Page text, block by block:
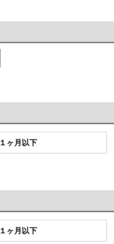
１ヶ月以下
１ヶ月以下